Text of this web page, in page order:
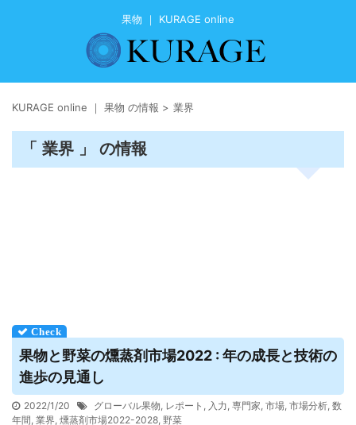
果物 ｜ KURAGE online
KURAGE online ｜ 果物 の情報 > 業界
「 業界 」 の情報
果物と野菜の燻蒸剤市場2022 : 年の成長と技術の
進歩の見通し
2022/1/20 グローバル果物, レポート , 入力, 専門家, 市場, 市場分析, 数
年間, 業界, 燻蒸剤市場2022-2028, 野菜